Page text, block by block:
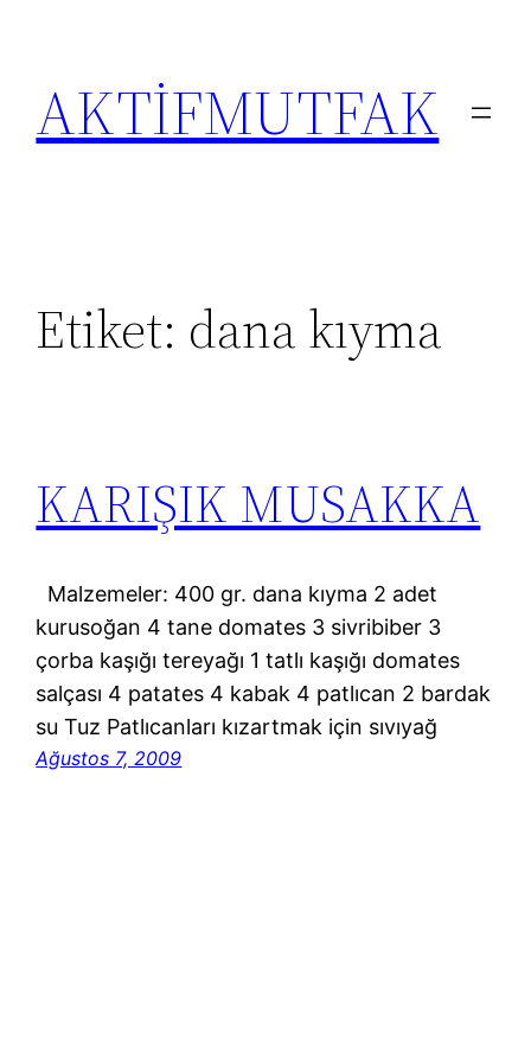
AKTİFMUTFAK
Etiket: dana kıyma
KARIŞIK MUSAKKA
Malzemeler: 400 gr. dana kıyma 2 adet
kurusoğan 4 tane domates 3 sivribiber 3
çorba kaşığı tereyağı 1 tatlı kaşığı domates
salçası 4 patates 4 kabak 4 patlıcan 2 bardak
su Tuz Patlıcanları kızartmak için sıvıyağ
Ağustos 7, 2009